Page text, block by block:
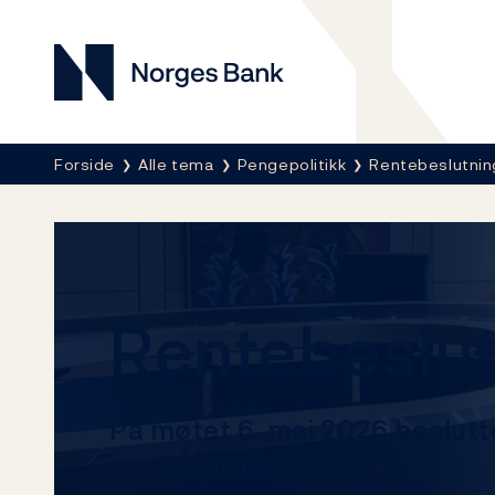
Norges Bank
Her er du nå:
Forside Alle tema Pengepolitikk
På møtet 6. mai 2026